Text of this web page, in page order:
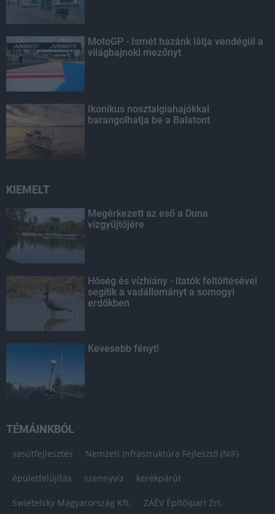
MotoGP - Ismét hazánk látja vendégül a
világbajnoki mezőnyt
Ikonikus nosztalgiahajókkal
barangolhatja be a Balatont
KIEMELT
Megérkezett az eső a Duna
vízgyűjtőjére
Hőség és vízhiány - itatók feltöltésével
segítik a vadállományt a somogyi
erdőkben
Kevesebb fényt!
TÉMÁINKBÓL
vasútfejlesztés Nemzeti Infrastruktúra Fejlesztő (NIF)
épületfelújítás szennyvíz kerékpárút
Swietelsky Magyarország Kft. ZÁÉV Építőipari Zrt.